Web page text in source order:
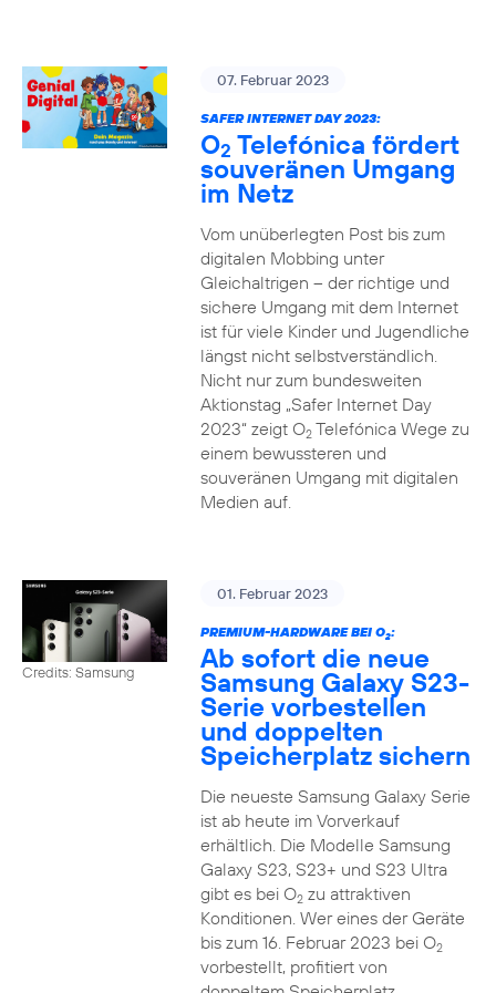
07. Februar 2023
SAFER INTERNET DAY 2023:
O2 Telefónica fördert
souveränen Umgang
im Netz
Vom unüberlegten Post bis zum
digitalen Mobbing unter
Gleichaltrigen – der richtige und
sichere Umgang mit dem Internet
ist für viele Kinder und Jugendliche
längst nicht selbstverständlich.
Nicht nur zum bundesweiten
Aktionstag „Safer Internet Day
2023“ zeigt O2Telefónica Wege zu
einem bewussteren und
souveränen Umgang mit digitalen
Medien auf.
Credits: Samsung
01. Februar 2023
PREMIUM-HARDWARE BEI O2:
Ab sofort die neue
Samsung Galaxy S23-
Serie vorbestellen
und doppelten
Speicherplatz sichern
Die neueste Samsung Galaxy Serie
ist ab heute im Vorverkauf
erhältlich. Die Modelle Samsung
Galaxy S23, S23+ und S23 Ultra
gibt es bei O2zu attraktiven
Konditionen. Wer eines der Geräte
bis zum 16. Februar 2023 bei O2
vorbestellt, profitiert von